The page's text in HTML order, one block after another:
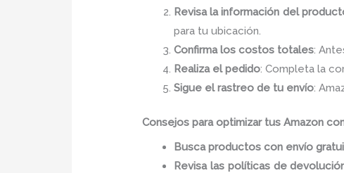
Revisa la información del
para tu ubicación.
Confirma los costos totales:
Realiza el pedido: Completa la
Sigue el rastreo de tu envío:
Consejos para optimizar tus Amazon
Busca productos con envío
Revisa las políticas de